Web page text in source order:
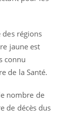
régions
jaune est
connu
de la Santé.
nombre de
de décès dus